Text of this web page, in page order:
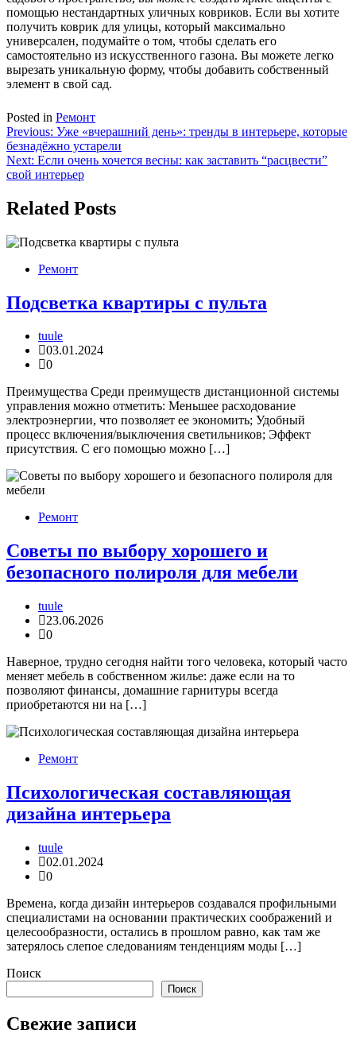
помощью нестандартных уличных ковриков. Если вы хотите
получить коврик для улицы, который максимально
универсален, подумайте о том, чтобы сделать его
самостоятельно из искусственного газона. Вы можете легко
вырезать уникальную форму, чтобы добавить собственный
элемент в свой сад.
Posted in Ремонт
Навигация
по
записям
Previous: Уже «вчерашний день»: тренды в интерьере, которые
безнадёжно устарели
Next: Если очень хочется весны: как заставить “расцвести”
свой интерьер
Related Posts
Ремонт
Подсветка квартиры с пульта
tuule
03.01.2024
0
Преимущества Среди преимуществ дистанционной системы
управления можно отметить: Меньшее расходование
электроэнергии, что позволяет ее экономить; Удобный
процесс включения/выключения светильников; Эффект
присутствия. С его помощью можно […]
Ремонт
Советы по выбору хорошего и
безопасного полироля для мебели
tuule
23.06.2026
0
Наверное, трудно сегодня найти того человека, который часто
меняет мебель в собственном жилье: даже если на то
позволяют финансы, домашние гарнитуры всегда
приобретаются ни на […]
Ремонт
Психологическая составляющая
дизайна интерьера
tuule
02.01.2024
0
Времена, когда дизайн интерьеров создавался профильными
специалистами на основании практических соображений и
целесообразности, остались в прошлом равно, как там же
затерялось слепое следованиям тенденциям моды […]
Поиск
Поиск
Свежие записи